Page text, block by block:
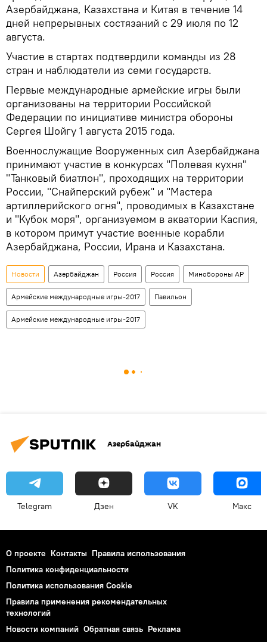
Азербайджана, Казахстана и Китая в течение 14
дней непрерывных состязаний с 29 июля по 12
августа.
Участие в стартах подтвердили команды из 28
стран и наблюдатели из семи государств.
Первые международные армейские игры были
организованы на территории Российской
Федерации по инициативе министра обороны
Сергея Шойгу 1 августа 2015 года.
Военнослужащие Вооруженных сил Азербайджана
принимают участие в конкурсах "Полевая кухня"
"Танковый биатлон", проходящих на территории
России, "Снайперский рубеж" и "Мастера
артиллерийского огня", проводимых в Казахстане
и "Кубок моря", организуемом в акватории Каспия,
в котором примут участие военные корабли
Азербайджана, России, Ирана и Казахстана.
Новости Азербайджан Россия Россия Минобороны АР
Армейские международные игры-2017 Павильон
Армейские международные игры-2017
Азербайджан
Telegram Дзен VK Макс
О проекте Контакты Правила использования
Политика конфиденциальности
Политика использования Cookie
Правила применения рекомендательных
технологий
Новости компаний Обратная связь Реклама